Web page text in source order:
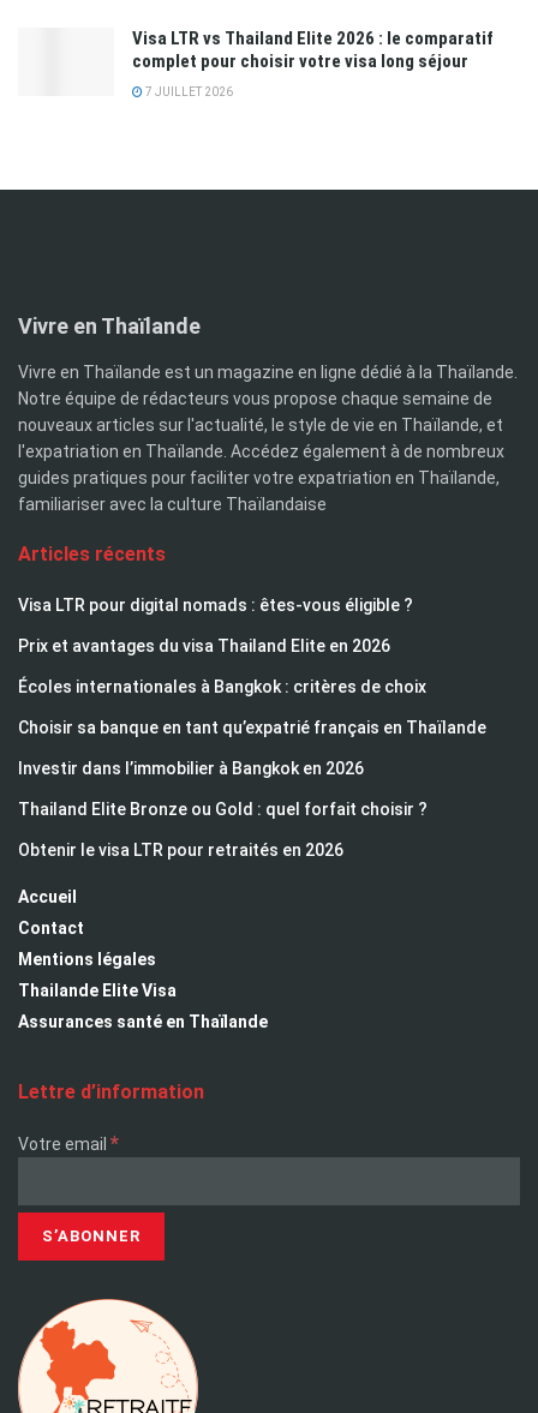
Visa LTR vs Thailand Elite 2026 : le comparatif
complet pour choisir votre visa long séjour
7 JUILLET 2026
Vivre en Thaïlande
Vivre en Thaïlande est un magazine en ligne dédié à la Thaïlande.
Notre équipe de rédacteurs vous propose chaque semaine de
nouveaux articles sur l'actualité, le style de vie en Thaïlande, et
l'expatriation en Thaïlande. Accédez également à de nombreux
guides pratiques pour faciliter votre expatriation en Thaïlande,
familiariser avec la culture Thaïlandaise
Articles récents
Visa LTR pour digital nomads : êtes-vous éligible ?
Prix et avantages du visa Thailand Elite en 2026
Écoles internationales à Bangkok : critères de choix
Choisir sa banque en tant qu’expatrié français en Thaïlande
Investir dans l’immobilier à Bangkok en 2026
Thailand Elite Bronze ou Gold : quel forfait choisir ?
Obtenir le visa LTR pour retraités en 2026
Accueil
Contact
Mentions légales
Thailande Elite Visa
Assurances santé en Thaïlande
Lettre d’information
Votre email *